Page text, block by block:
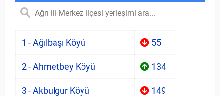
1 - Ağılbaşı Köyü 55
2 - Ahmetbey Köyü 134
3 - Akbulgur Köyü 149